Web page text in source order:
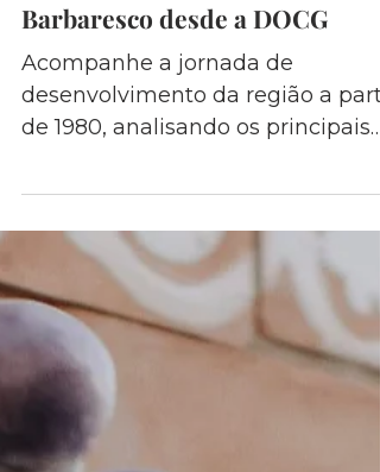
A Evolução do Barolo e do
Barbaresco desde a DOCG
Acompanhe a jornada de
desenvolvimento da região a
marcos sob o viés dos vinhedos,
das vinícolas e do mercado